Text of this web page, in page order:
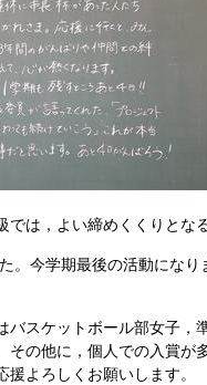
は，よい締めくくりとな
今学期最後の活動にな
スケットボール部女子，
の他に，個人での入賞が
よろしくお願いします。